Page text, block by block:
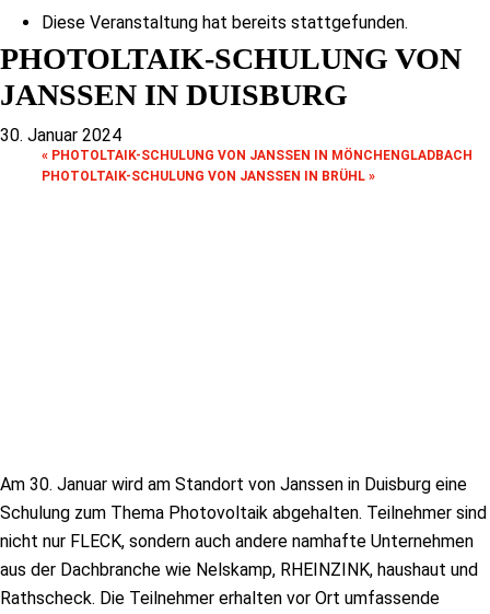
Diese Veranstaltung hat bereits stattgefunden.
PHOTOLTAIK-SCHULUNG VON
JANSSEN IN DUISBURG
30. Januar 2024
« PHOTOLTAIK-SCHULUNG VON JANSSEN IN MÖNCHENGLADBACH
PHOTOLTAIK-SCHULUNG VON JANSSEN IN BRÜHL »
Am 30. Januar wird am Standort von Janssen in Duisburg eine
Schulung zum Thema Photovoltaik abgehalten. Teilnehmer sind
nicht nur FLECK, sondern auch andere namhafte Unternehmen
aus der Dachbranche wie Nelskamp, RHEINZINK, haushaut und
Rathscheck. Die Teilnehmer erhalten vor Ort umfassende